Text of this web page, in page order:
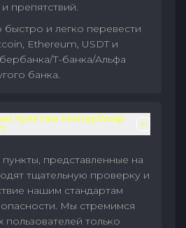
препятствий.
и легко перевести
Ethereum, USDT и
Т-банка/Альфа
банка.
пунктам MoneySwap
представленные на
тщательную проверку и
нашим стандартам
Мы стремимся
только